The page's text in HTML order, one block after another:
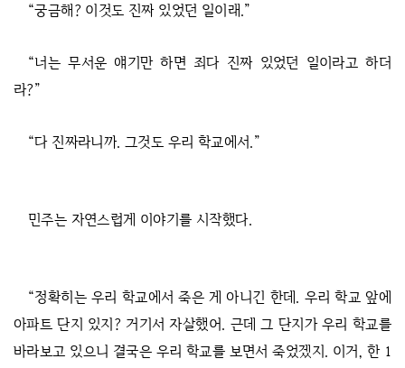
“궁금해? 이것도 진짜 있었던 일이래.”
“너는 무서운 얘기만 하면 죄다 진짜 있었던 일이라고 하더
라?”
“다 진짜라니까. 그것도 우리 학교에서.”
민주는 자연스럽게 이야기를 시작했다.
“정확히는 우리 학교에서 죽은 게 아니긴 한데. 우리 학교 앞에
아파트 단지 있지? 거기서 자살했어. 근데 그 단지가 우리 학교를
바라보고 있으니 결국은 우리 학교를 보면서 죽었겠지. 이거, 한 1